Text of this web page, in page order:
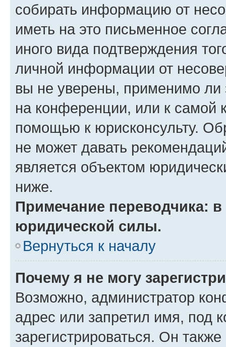
собирать информацию от
иметь на это письменное
иного вида подтверждения
личной информации от
вы не уверены, применимо ли
на конференции, или к самой
помощью к юрисконсульту.
не может давать
является объектом
ниже.
Примечание переводчика:
юридической силы.
Вернуться к началу
Почему я не могу
Возможно, администратор
адрес или запретил имя, под
зарегистрироваться. Он